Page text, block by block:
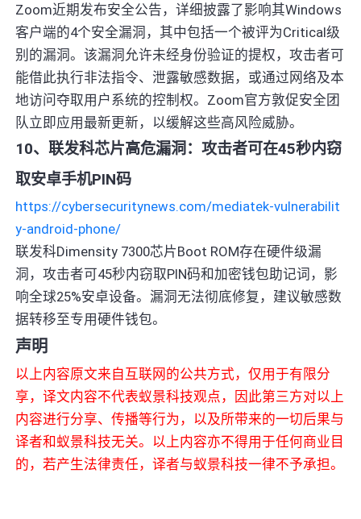
Zoom近期发布安全公告，详细披露了影响其Windows
客户端的4个安全漏洞，其中包括一个被评为Critical级
别的漏洞。该漏洞允许未经身份验证的提权，攻击者可
能借此执行非法指令、泄露敏感数据，或通过网络及本
地访问夺取用户系统的控制权。Zoom官方敦促安全团
队立即应用最新更新，以缓解这些高风险威胁。
10、联发科芯片高危漏洞：攻击者可在45秒内窃
取安卓手机PIN码
https://cybersecuritynews.com/mediatek-vulnerabilit
y-android-phone/
联发科Dimensity 7300芯片Boot ROM存在硬件级漏
洞，攻击者可45秒内窃取PIN码和加密钱包助记词，影
响全球25%安卓设备。漏洞无法彻底修复，建议敏感数
据转移至专用硬件钱包。
声明
以上内容原文来自互联网的公共方式，仅用于有限分
享，译文内容不代表蚁景科技观点，因此第三方对以上
内容进行分享、传播等行为，以及所带来的一切后果与
译者和蚁景科技无关。以上内容亦不得用于任何商业目
的，若产生法律责任，译者与蚁景科技一律不予承担。